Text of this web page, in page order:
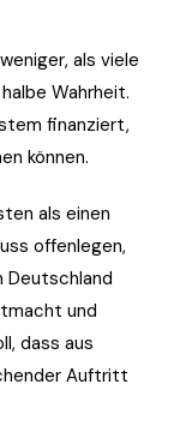
als viele
Wahrheit.
finanziert,
können.
als einen
offenlegen,
Deutschland
und
dass aus
Auftritt